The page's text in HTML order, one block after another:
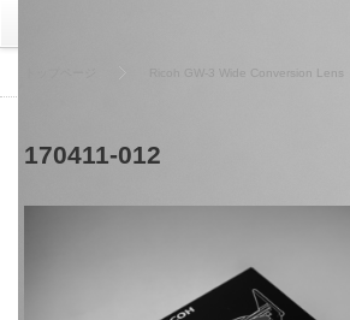
Ricoh GW-3 Wide Conversion Lens
170411-012